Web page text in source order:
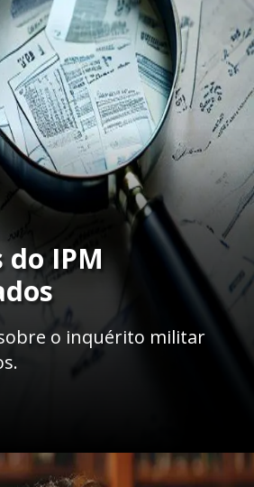
IPM
o inquérito militar